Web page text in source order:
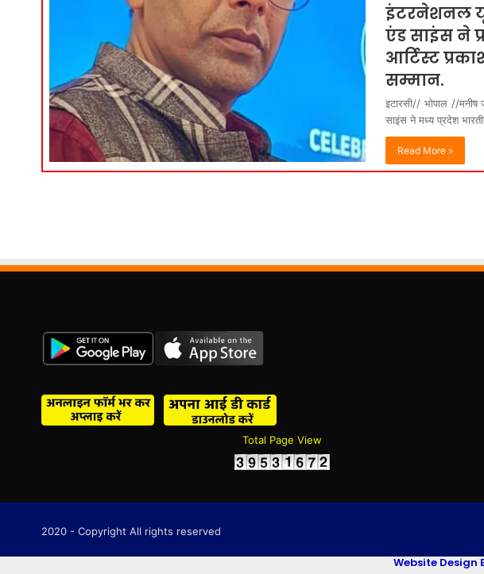
इंटरनेशनल
एंड साइंस ने
आर्टिस्ट
सम्मान.
इटारसी// भोपाल //
साइंस ने मध्य प्रदेश
Read More »
Total Page View
2020 - Copyright All rights reserved
Website Design